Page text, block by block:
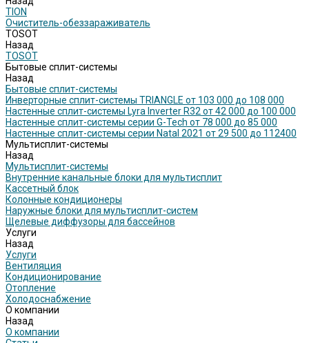
TION
Очиститель-обеззараживатель
TOSOT
Назад
TOSOT
Бытовые сплит-системы
Назад
Бытовые сплит-системы
Инверторные сплит-системы TRIANGLE от 103 000 до 108 000
Настенные сплит-системы Lyra Inverter R32 от 42 000 до 100 000
Настенные сплит-системы серии G-Tech от 78 000 до 85 000
Настенные сплит-системы серии Natal 2021 от 29 500 до 112400
Мультисплит-системы
Назад
Мультисплит-системы
Внутренние канальные блоки для мультисплит
Кассетный блок
Колонные кондиционеры
Наружные блоки для мультисплит-систем
Щелевые диффузоры для бассейнов
Услуги
Назад
Услуги
Вентиляция
Кондиционирование
Отопление
Холодоснабжение
О компании
Назад
О компании